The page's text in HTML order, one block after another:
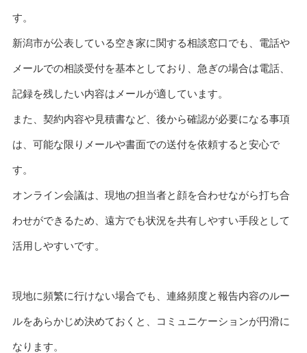
す。
新潟市が公表している空き家に関する相談窓口でも、電話や
メールでの相談受付を基本としており、急ぎの場合は電話、
記録を残したい内容はメールが適しています。
また、契約内容や見積書など、後から確認が必要になる事項
は、可能な限りメールや書面での送付を依頼すると安心で
す。
オンライン会議は、現地の担当者と顔を合わせながら打ち合
わせができるため、遠方でも状況を共有しやすい手段として
活用しやすいです。
現地に頻繁に行けない場合でも、連絡頻度と報告内容のルー
ルをあらかじめ決めておくと、コミュニケーションが円滑に
なります。